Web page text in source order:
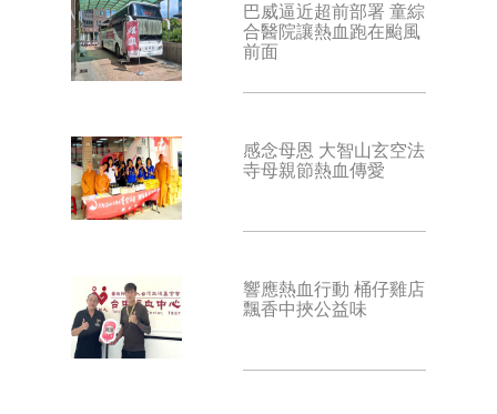
巴威逼近超前部署 童綜
合醫院讓熱血跑在颱風
前面
感念母恩 大智山玄空法
寺母親節熱血傳愛
響應熱血行動 桶仔雞店
飄香中挾公益味